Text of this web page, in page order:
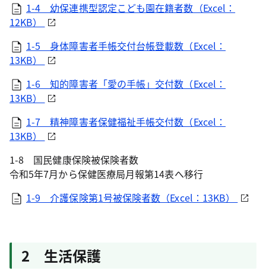
1-4 幼保連携型認定こども園在籍者数（Excel：
12KB）
1-5 身体障害者手帳交付台帳登載数（Excel：
13KB）
1-6 知的障害者「愛の手帳」交付数（Excel：
13KB）
1-7 精神障害者保健福祉手帳交付数（Excel：
13KB）
1-8 国民健康保険被保険者数
令和5年7月から保健医療局月報第14表へ移行
1-9 介護保険第1号被保険者数（Excel：13KB）
2 生活保護